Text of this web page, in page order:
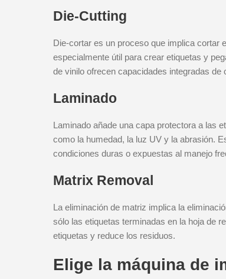
Die-Cutting
Die-cortar es un proceso que implica cortar
especialmente útil para crear etiquetas y
de vinilo ofrecen capacidades integradas
Laminado
Laminado añade una capa protectora a las
como la humedad, la luz UV y la abrasión.
condiciones duras o expuestas al manejo
Matrix Removal
La eliminación de matriz implica la
sólo las etiquetas terminadas en la hoja de
etiquetas y reduce los residuos.
Elige la máquina de